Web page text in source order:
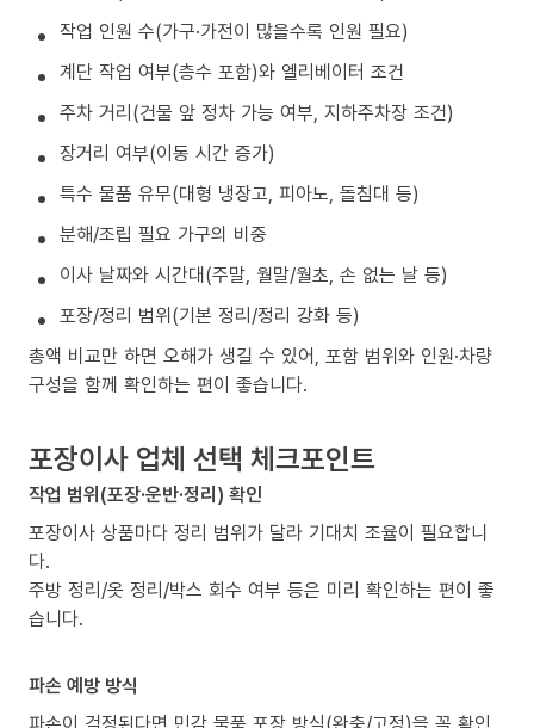
작업 인원 수(가구·가전이 많을수록 인원 필요)
계단 작업 여부(층수 포함)와 엘리베이터 조건
주차 거리(건물 앞 정차 가능 여부, 지하주차장 조건)
장거리 여부(이동 시간 증가)
특수 물품 유무(대형 냉장고, 피아노, 돌침대 등)
분해/조립 필요 가구의 비중
이사 날짜와 시간대(주말, 월말/월초, 손 없는 날 등)
포장/정리 범위(기본 정리/정리 강화 등)
총액 비교만 하면 오해가 생길 수 있어, 포함 범위와 인원·차량
구성을 함께 확인하는 편이 좋습니다.
포장이사 업체 선택 체크포인트
작업 범위(포장·운반·정리) 확인
포장이사 상품마다 정리 범위가 달라 기대치 조율이 필요합니
다.
주방 정리/옷 정리/박스 회수 여부 등은 미리 확인하는 편이 좋
습니다.
파손 예방 방식